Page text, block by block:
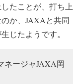
たことが、打ち上
か、JAXAと共同
じたようです。
ネージャJAXA岡